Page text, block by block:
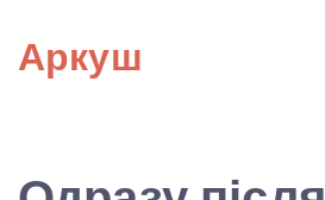
content
Аркуш